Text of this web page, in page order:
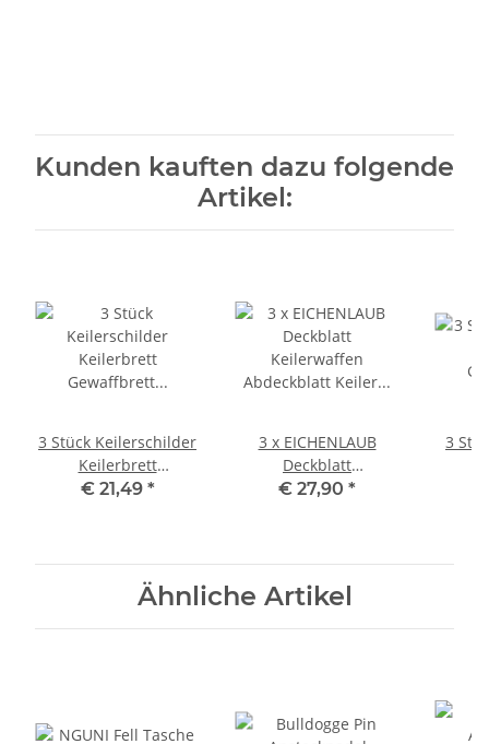
Kunden kauften dazu folgende
Artikel:
3 Stück Keilerschilder
Keilerbrett
Gewaffbrett
€ 21,49 *
3 x EICHENLAUB
Deckblatt
Keilerwaffen
€ 27,90 *
3
Ähnliche Artikel